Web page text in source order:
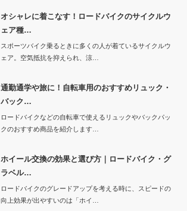
オシャレに着こなす！ロードバイクのサイクルウ
ェア種…
スポーツバイク乗るときに多くの人が着ているサイクルウ
ェア。空気抵抗を抑えられ、涼…
通勤通学や旅に！自転車用のおすすめリュック・
バック…
ロードバイクなどの自転車で使えるリュックやバックパッ
クのおすすめ商品を紹介します…
ホイール交換の効果と選び方｜ロードバイク・グ
ラベル…
ロードバイクのグレードアップを考える時に、スピードの
向上効果が出やすいのは「ホイ…